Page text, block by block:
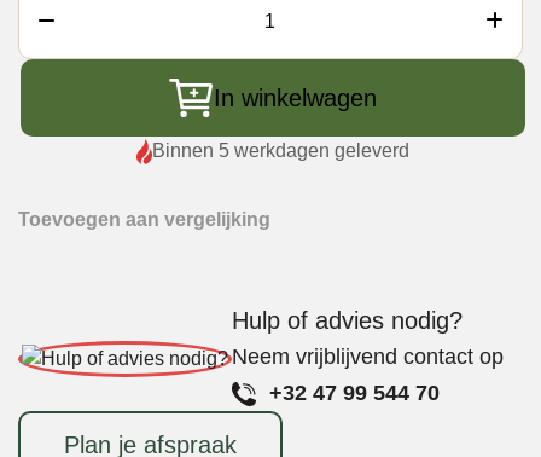
Standaardrooster
In winkelwagen
Binnen 5 werkdagen geleverd
Toevoegen aan vergelijking
Hulp of advies nodig?
Neem vrijblijvend contact op
+32 47 99 544 70
Plan je afspraak